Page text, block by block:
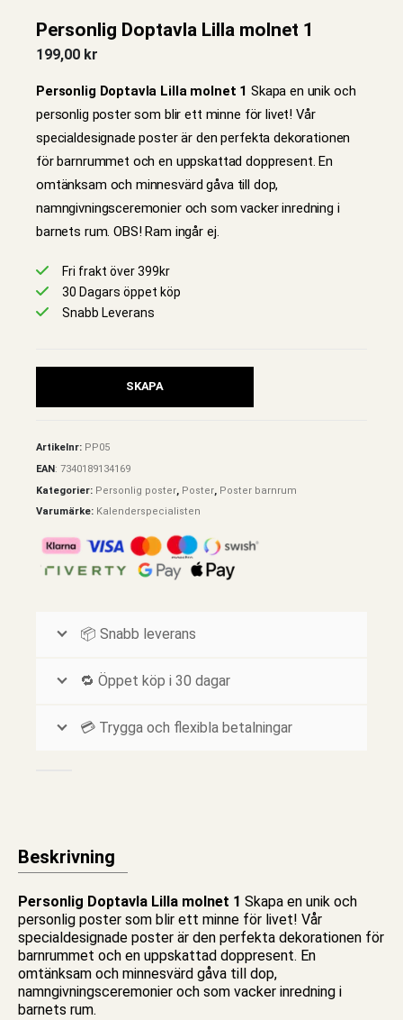
Personlig Doptavla Lilla molnet 1
199,00 kr
Personlig Doptavla Lilla molnet 1 Skapa en unik och
personlig poster som blir ett minne för livet! Vår
specialdesignade poster är den perfekta dekorationen
för barnrummet och en uppskattad doppresent. En
omtänksam och minnesvärd gåva till dop,
namngivningsceremonier och som vacker inredning i
barnets rum. OBS! Ram ingår ej.
Fri frakt över 399kr
30 Dagars öppet köp
Snabb Leverans
SKAPA
Artikelnr: PP05
EAN : 7340189134169
Kategorier: Personlig poster, Poster, Poster barnrum
Varumärke: Kalenderspecialisten
📦 Snabb leverans
🔁 Öppet köp i 30 dagar
💳 Trygga och flexibla betalningar
Beskrivning
Personlig Doptavla Lilla molnet 1 Skapa en unik och
personlig poster som blir ett minne för livet! Vår
specialdesignade poster är den perfekta dekorationen för
barnrummet och en uppskattad doppresent. En
omtänksam och minnesvärd gåva till dop,
namngivningsceremonier och som vacker inredning i
barnets rum.